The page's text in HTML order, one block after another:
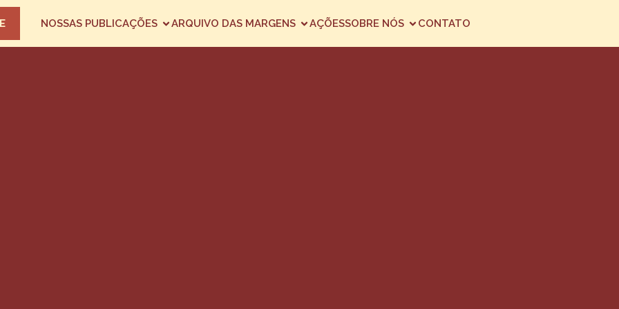
NOSSAS PUBLICAÇÕES ARQUIVO DAS MARGENS AÇÕESSOBRE NÓS CONTATO